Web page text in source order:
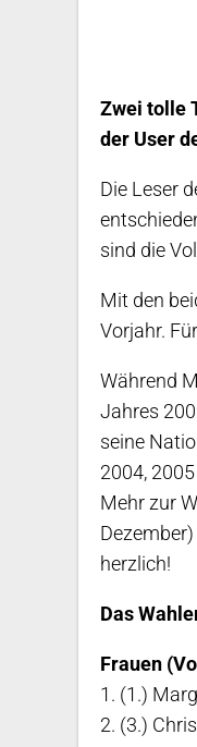
Zwei tolle
der User
Die Leser
sind die
Mit den
Vorjahr.
Während
Jahres
seine
2004,
Mehr zur
herzlich!
Das
Frauen
1. (1.)
2. (3.)